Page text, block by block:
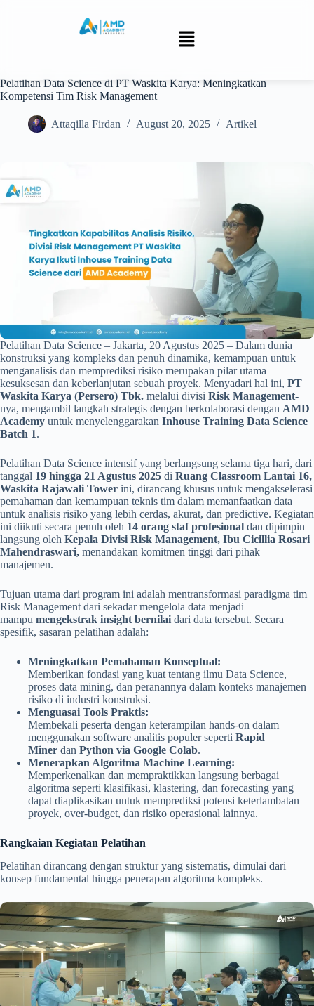
Pelatihan Data Science di PT Waskita Karya: Meningkatkan
Kompetensi Tim Risk Management
Attaqilla Firdan August 20, 2025 Artikel
Pelatihan Data Science – Jakarta, 20 Agustus 2025 – Dalam dunia
konstruksi yang kompleks dan penuh dinamika, kemampuan untuk
menganalisis dan memprediksi risiko merupakan pilar utama
kesuksesan dan keberlanjutan sebuah proyek. Menyadari hal ini, PT
Waskita Karya (Persero) Tbk. melalui divisi Risk Management-
nya, mengambil langkah strategis dengan berkolaborasi dengan AMD
Academy untuk menyelenggarakan Inhouse Training Data Science
Batch 1.
Pelatihan Data Science intensif yang berlangsung selama tiga hari, dari
tanggal 19 hingga 21 Agustus 2025 di Ruang Classroom Lantai 16,
Waskita Rajawali Tower ini, dirancang khusus untuk mengakselerasi
pemahaman dan kemampuan teknis tim dalam memanfaatkan data
untuk analisis risiko yang lebih cerdas, akurat, dan predictive. Kegiatan
ini diikuti secara penuh oleh 14 orang staf profesional dan dipimpin
langsung oleh Kepala Divisi Risk Management, Ibu Cicillia Rosari
Mahendraswari, menandakan komitmen tinggi dari pihak
manajemen.
Tujuan utama dari program ini adalah mentransformasi paradigma tim
Risk Management dari sekadar mengelola data menjadi
mampu mengekstrak insight bernilai dari data tersebut. Secara
spesifik, sasaran pelatihan adalah:
Meningkatkan Pemahaman Konseptual:
Memberikan fondasi yang kuat tentang ilmu Data Science,
proses data mining, dan peranannya dalam konteks manajemen
risiko di industri konstruksi.
Menguasai Tools Praktis:
Membekali peserta dengan keterampilan hands-on dalam
menggunakan software analitis populer seperti Rapid
Miner dan Python via Google Colab.
Menerapkan Algoritma Machine Learning:
Memperkenalkan dan mempraktikkan langsung berbagai
algoritma seperti klasifikasi, klastering, dan forecasting yang
dapat diaplikasikan untuk memprediksi potensi keterlambatan
proyek, over-budget, dan risiko operasional lainnya.
Rangkaian Kegiatan Pelatihan
Pelatihan dirancang dengan struktur yang sistematis, dimulai dari
konsep fundamental hingga penerapan algoritma kompleks.